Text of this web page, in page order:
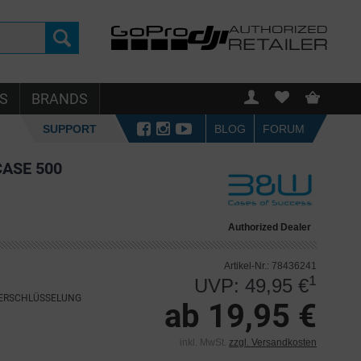
BRANDS
SUPPORT BLOG FORUM
500
Authorized Dealer
Artikel-Nr.: 78436241
UVP: 49,95 €1
ab 19,95 €
inkl. MwSt.zzgl. Versandkosten